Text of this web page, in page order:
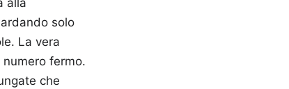
alla
La vera
fermo.
che